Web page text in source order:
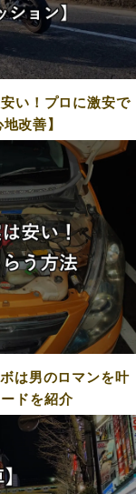
い！プロに激安で
改善】
は男のロマンを叶
ドを紹介